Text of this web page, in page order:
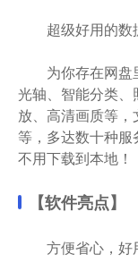
超级好用的数
为你存在网盘
光轴、智能分类、
放、高清画质等
等，多达数十种服
不用下载到本地！
【软件亮点】
方便省心，好